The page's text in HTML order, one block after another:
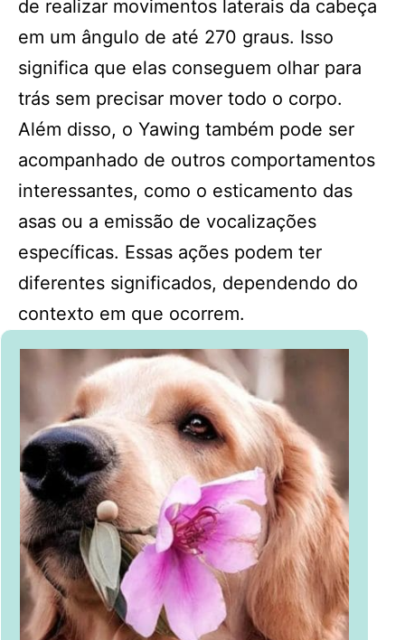
de realizar movimentos laterais da cabeça
em um ângulo de até 270 graus. Isso
significa que elas conseguem olhar para
trás sem precisar mover todo o corpo.
Além disso, o Yawing também pode ser
acompanhado de outros comportamentos
interessantes, como o esticamento das
asas ou a emissão de vocalizações
específicas. Essas ações podem ter
diferentes significados, dependendo do
contexto em que ocorrem.